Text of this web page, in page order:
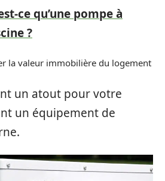
ce qu’une pompe à
?
la valeur immobilière du logement
un atout pour votre
un équipement de